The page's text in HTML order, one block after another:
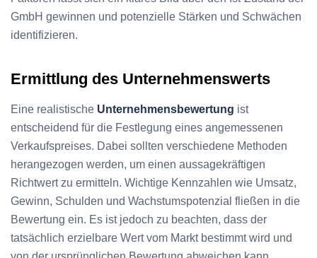
GmbH gewinnen und potenzielle Stärken und Schwächen
identifizieren.
Ermittlung des Unternehmenswerts
Eine realistische Unternehmensbewertung ist
entscheidend für die Festlegung eines angemessenen
Verkaufspreises. Dabei sollten verschiedene Methoden
herangezogen werden, um einen aussagekräftigen
Richtwert zu ermitteln. Wichtige Kennzahlen wie Umsatz,
Gewinn, Schulden und Wachstumspotenzial fließen in die
Bewertung ein. Es ist jedoch zu beachten, dass der
tatsächlich erzielbare Wert vom Markt bestimmt wird und